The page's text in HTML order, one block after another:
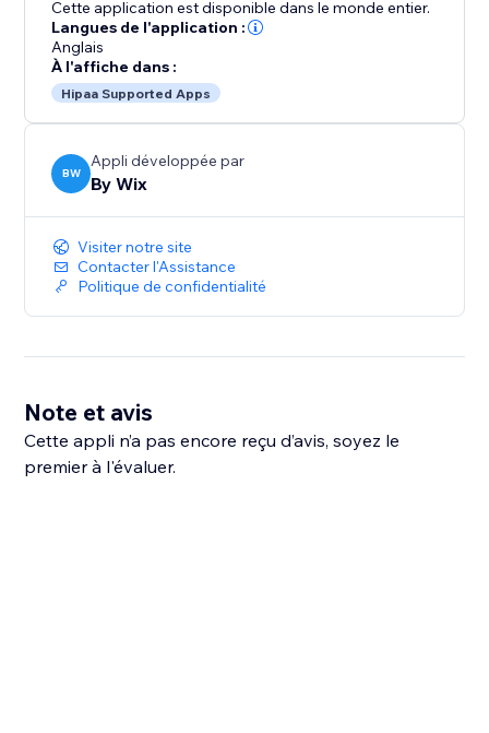
Cette application est disponible dans le monde entier.
Langues de l'application :
Anglais
À l'affiche dans :
Hipaa Supported Apps
BW
Appli développée par
By Wix
Visiter notre site
Contacter l'Assistance
Politique de confidentialité
Note et avis
Cette appli n’a pas encore reçu d’avis, soyez le
premier à l'évaluer.